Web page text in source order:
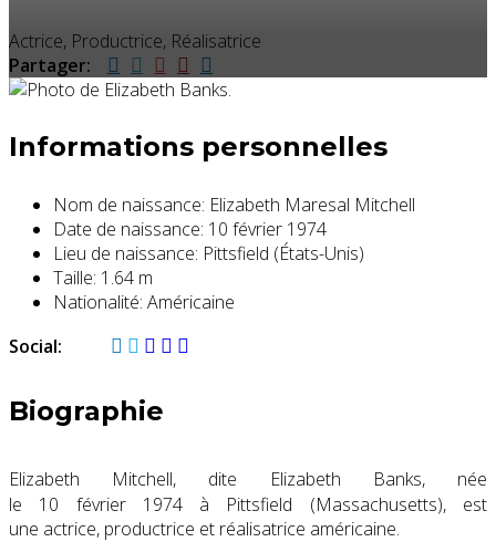
Actrice, Productrice, Réalisatrice
Partager:
Informations personnelles
Nom de naissance: Elizabeth Maresal Mitchell
Date de naissance: 10 février 1974
Lieu de naissance: Pittsfield (États-Unis)
Taille: 1.64 m
Nationalité: Américaine
Social:
Biographie
Elizabeth Mitchell, dite Elizabeth Banks, née
le 10 février 1974à Pittsfield (Massachusetts), est
une actrice, productrice et réalisatrice américaine.